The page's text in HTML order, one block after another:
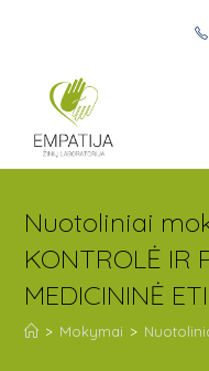
Nuotoliniai
KONTROLĖ IR
MEDICININĖ
> Mokymai >